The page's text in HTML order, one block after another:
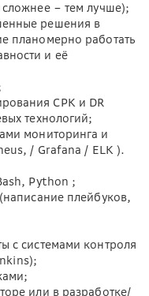
– тем лучше);
решения в
планомерно работать
и её
СРК и DR
технологий;
мониторинга и
/ Grafana / ELK ).
Python ;
плейбуков,
с системами контроля
или в разработке/